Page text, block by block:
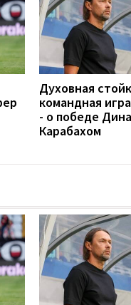
Духовная
командная
- о победе
Карабахом